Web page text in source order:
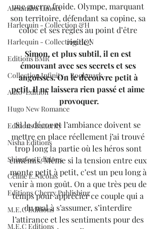
Alexandra Lanoix
Harlequin - Collection &H
Harlequin - Collection HQN
Editions BMR
Collection Infinity - Bookmark
Auto-Edition
Hugo New Romance
Editions Butterfly
Nisha Editions
Shingfoo Editions
Céline E.Nicolas
Editions Cherry Publishing
M.E.C Editions
M.E.C Editions
une guerre froide. Olympe, marquant
son territoire, défendant sa copine, sa
coloc et ses règles au point d’être
rigide !
Simon, et plus subtil, il en est
émouvant avec ses secrets et ses
angoisses. On le découvre petit à
petit. Il ne laissera rien passé et aime
provoquer.
Si le décor et l’ambiance doivent se
mettre en place réellement j’ai trouvé
trop long la partie où les héros sont
ennemis. Même si la tension entre eux
monte petit à petit, c’est un peu long à
venir à mon goût. On a que très peu de
temps pour apprécier ce couple qui a
du mal à s’assumer, s’interdire
l’attirance et les sentiments pour des